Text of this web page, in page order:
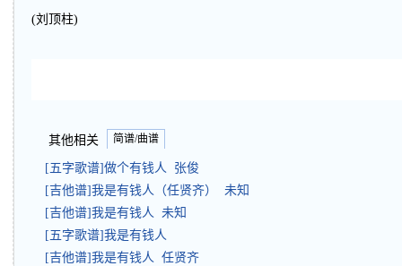
(刘顶柱)
其他相关 简谱/曲谱
[五字歌谱]做个有钱人 张俊
[吉他谱]我是有钱人（任贤齐） 未知
[吉他谱]我是有钱人 未知
[五字歌谱]我是有钱人
[吉他谱]我是有钱人 任贤齐